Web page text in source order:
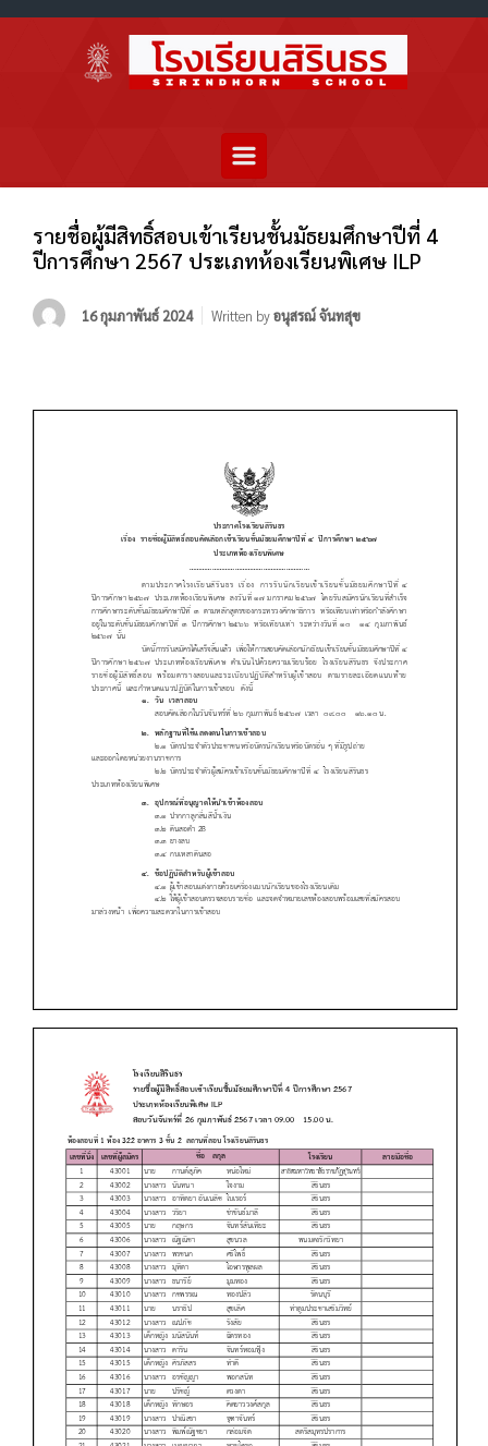
รายชื่อผู้มีสิทธิ์สอบเข้าเรียนชั้นมัธยมศึกษาปีที่ 4
ปีการศึกษา 2567 ประเภทห้องเรียนพิเศษ ILP
16 กุมภาพันธ์ 2024 Written byอนุสรณ์ จันทสุข